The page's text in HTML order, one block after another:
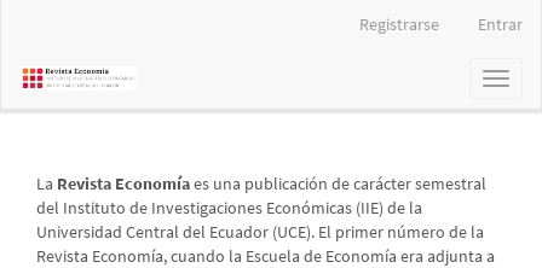
principal
Registrarse Entrar
Toggle
La Revista Economíaes una publicación de carácter semestral
del Instituto de Investigaciones Económicas (IIE) de la
Universidad Central del Ecuador (UCE). El primer número de la
Revista Economía, cuando la Escuela de Economía era adjunta a